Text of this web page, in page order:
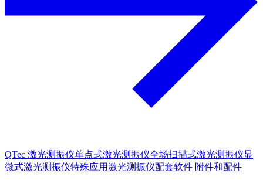
QTec 激光测振仪单点式激光测振仪全场扫描式激光测振仪显
微式激光测振仪特殊应用激光测振仪配套软件 附件和配件